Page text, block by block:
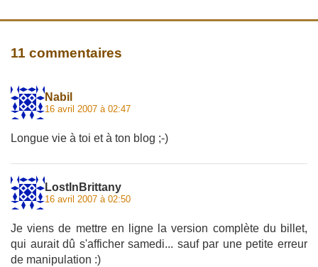
11 commentaires
Nabil
16 avril 2007 à 02:47
Longue vie à toi et à ton blog ;-)
LostInBrittany
16 avril 2007 à 02:50
Je viens de mettre en ligne la version complète du billet,
qui aurait dû s'afficher samedi... sauf par une petite erreur
de manipulation :)